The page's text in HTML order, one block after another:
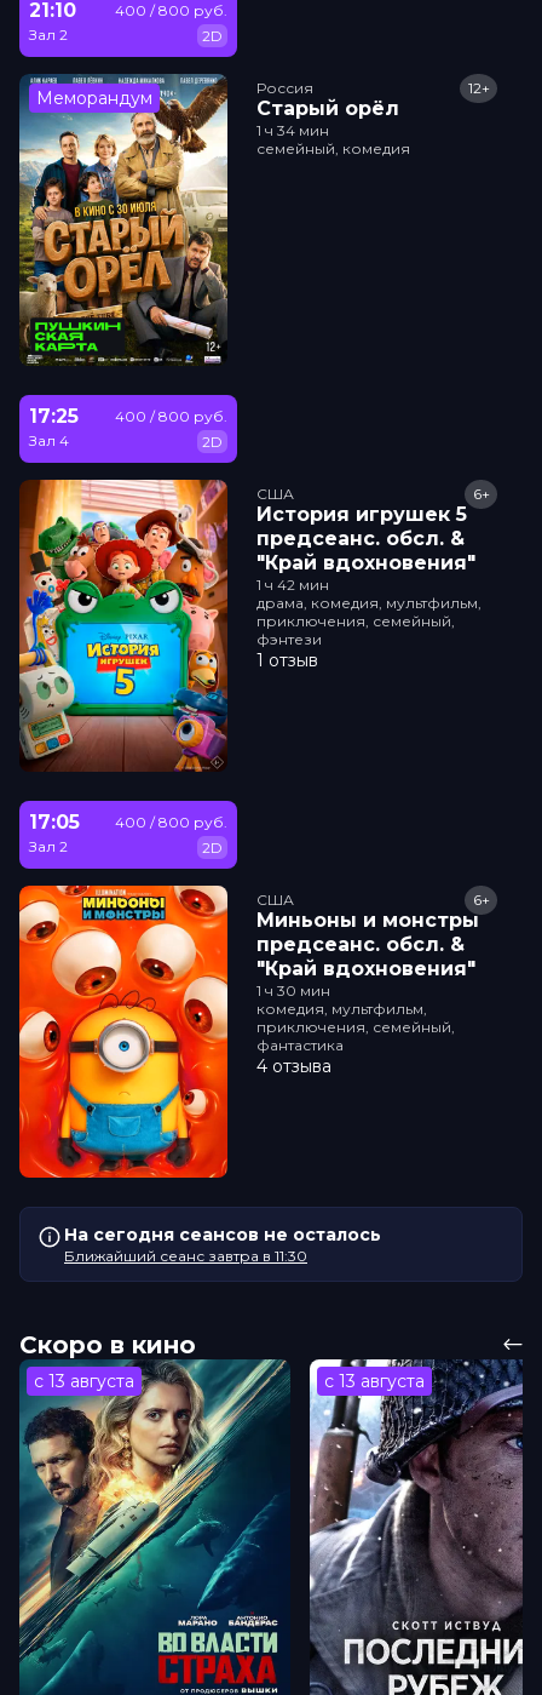
21:10
Зал 2
400 / 800 руб.
2D
Меморандум Россия
Старый орёл
12+
1 ч 34 мин
семейный, комедия
17:25
Зал 4
400 / 800 руб.
2D
США
История игрушек 5
прeдсeанc. обсл. &
"Край вдохновения"
6+
1 ч 42 мин
драма, комедия, мультфильм,
приключения, семейный,
фэнтези
1 отзыв
17:05
Зал 2
400 / 800 руб.
2D
США
Миньоны и монстры
прeдсeанc. обсл. &
"Край вдохновения"
6+
1 ч 30 мин
комедия, мультфильм,
приключения, семейный,
фантастика
4 отзыва
На сегодня сеансов не осталось
Ближайший сеанс завтра в 11:30
Скоро в кино
с 13 августа с 13 августа